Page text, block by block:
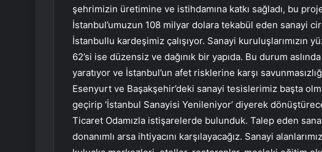
şehrimizin üretimine ve istihdamına katkı sağladı, bu
İstanbul’umuzun 108 milyar dolara tekabül eden sanayi
İstanbullu kardeşimiz çalışıyor. Sanayi kuruluşlarımızın
62’si ise düzensiz ve dağınık bir yapıda. Bu durum
yaratıyor ve İstanbul’un afet risklerine karşı
Esenyurt ve Başakşehir’deki sanayi tesislerimiz başta
geçirip ‘İstanbul Sanayisi Yenileniyor’ diyerek
Ticaret Odamızla istişarelerde bulunduk. Talep eden
donanımlı arsa ihtiyacını karşılayacağız. Sanayi